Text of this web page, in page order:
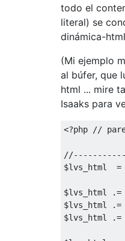
todo el
literal) se
dinámica-
(Mi ejemplo
al búfer, que
html ... mire
Isaaks para
<?php //
$lvs_html =
$lvs_html .=
$lvs_html
.=
$lvs_html
.=